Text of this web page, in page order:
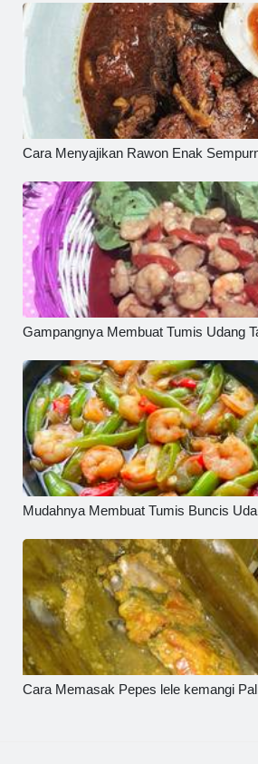
Cara Menyajikan Rawon Enak
Gampangnya Membuat Tumis Udang
Mudahnya Membuat Tumis Buncis
Cara Memasak Pepes lele kemangi